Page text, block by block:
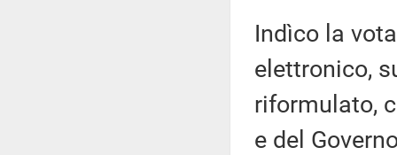
Indìco la
elettronico,
riformulato,
e del